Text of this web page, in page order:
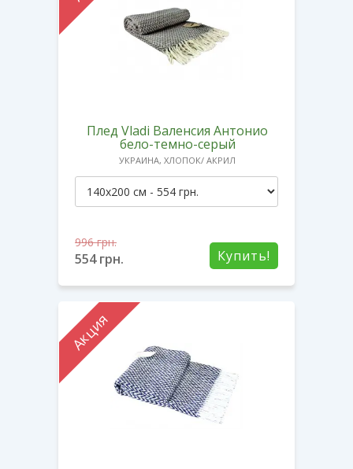
Плед Vladi Валенсия Антонио
бело-темно-серый
УКРАИНА, ХЛОПОК/ АКРИЛ
Купить!
996грн.
554грн.
Акция